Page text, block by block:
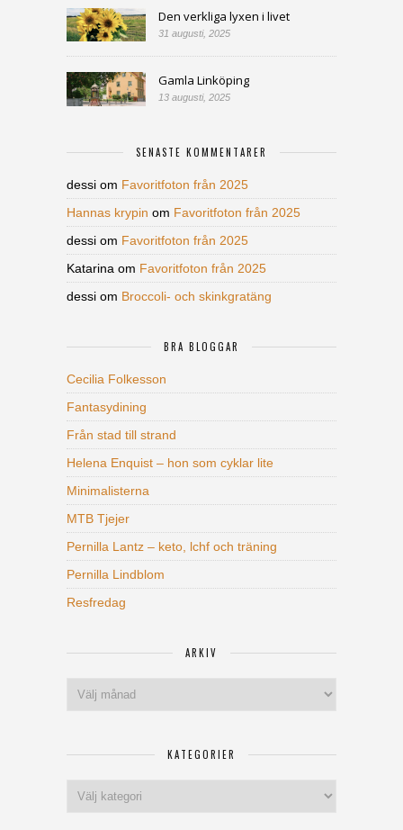
Den verkliga lyxen i livet
31 augusti, 2025
Gamla Linköping
13 augusti, 2025
SENASTE KOMMENTARER
dessi om Favoritfoton från 2025
Hannas krypin om Favoritfoton från 2025
dessi om Favoritfoton från 2025
Katarina om Favoritfoton från 2025
dessi om Broccoli- och skinkgratäng
BRA BLOGGAR
Cecilia Folkesson
Fantasydining
Från stad till strand
Helena Enquist – hon som cyklar lite
Minimalisterna
MTB Tjejer
Pernilla Lantz – keto, lchf och träning
Pernilla Lindblom
Resfredag
ARKIV
KATEGORIER